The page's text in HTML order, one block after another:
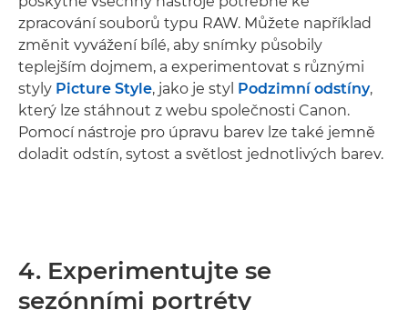
zpracování souborů typu RAW. Můžete například
změnit vyvážení bílé, aby snímky působily
teplejším dojmem, a experimentovat s různými
styly Picture Style, jako je styl Podzimní odstíny,
který lze stáhnout z webu společnosti Canon.
Pomocí nástroje pro úpravu barev lze také jemně
doladit odstín, sytost a světlost jednotlivých barev.
4. Experimentujte se
sezónními portréty